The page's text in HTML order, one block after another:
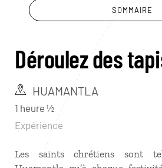
SOMMAIRE
Déroulez des
HUAMANTLA
1 heure ½
Expérience
Les saints chrétiens sont